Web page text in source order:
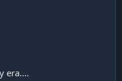
era....